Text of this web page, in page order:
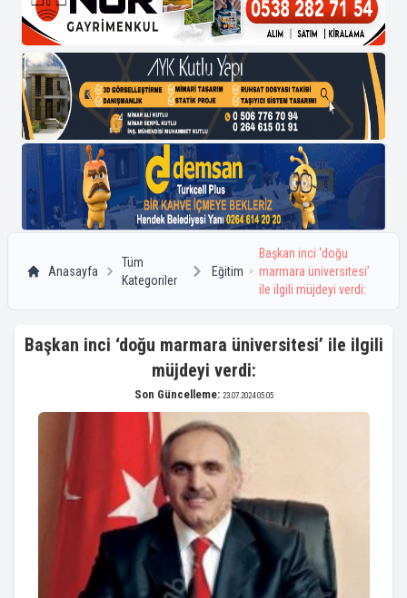
Anasayfa
Tüm
Kategoriler
Eğitim
Başkan inci ‘doğu
marmara üniversitesi’
ile ilgili müjdeyi verdi:
Başkan inci ‘doğu marmara üniversitesi’ ile ilgili
müjdeyi verdi:
Son Güncelleme: 23.07.2024 05:05